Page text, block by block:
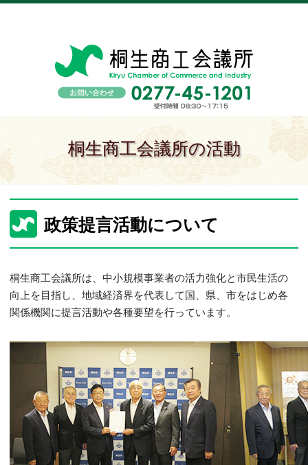
桐生商工会議所の活動
政策提言活動について
桐生商工会議所は、中小規模事業者の活力強化と市民生活の
向上を目指し、地域経済界を代表して国、県、市をはじめ各
関係機関に提言活動や各種要望を行っています。